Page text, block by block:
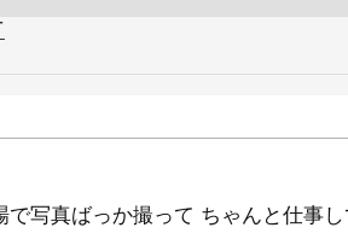
で写真ばっか撮って ちゃんと仕事